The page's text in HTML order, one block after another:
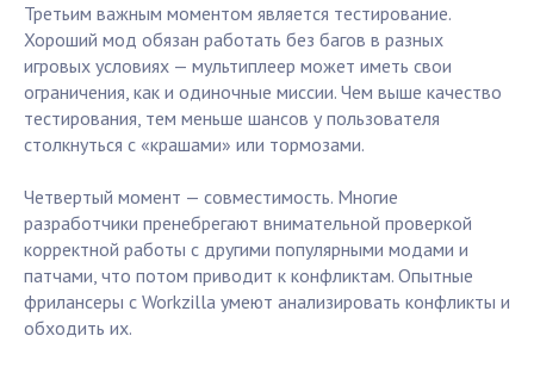
Третьим важным моментом является тестирование.
Хороший мод обязан работать без багов в разных
игровых условиях — мультиплеер может иметь свои
ограничения, как и одиночные миссии. Чем выше качество
тестирования, тем меньше шансов у пользователя
столкнуться с «крашами» или тормозами.
Четвертый момент — совместимость. Многие
разработчики пренебрегают внимательной проверкой
корректной работы с другими популярными модами и
патчами, что потом приводит к конфликтам. Опытные
фрилансеры с Workzilla умеют анализировать конфликты и
обходить их.